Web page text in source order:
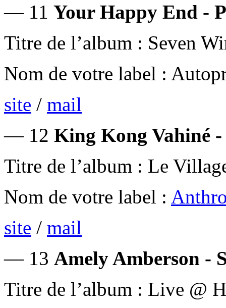
— 11 Your Happy End -
Titre de l’album : Seven
Nom de votre label :
site / mail
— 12 King Kong Vahiné
Titre de l’album : Le
Nom de votre label :
site / mail
— 13 Amely Amberson -
Titre de l’album : Live @